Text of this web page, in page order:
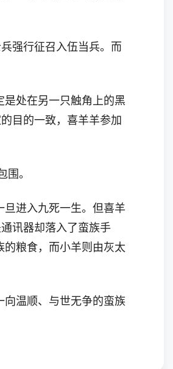
强行征召入伍当兵。而
处在另一只触角上的黑
目的一致，喜羊羊参加
。
进入九死一生。但喜羊
讯器却落入了蛮族手
粮食，而小羊则由灰太
温顺、与世无争的蛮族